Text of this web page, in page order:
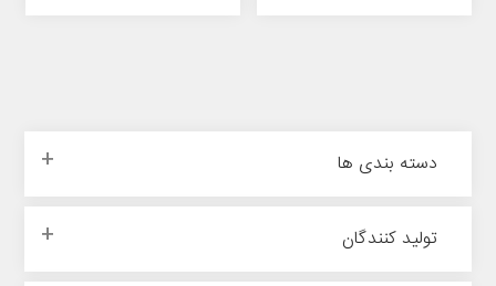
دسته بندی ها
تولید کنندگان